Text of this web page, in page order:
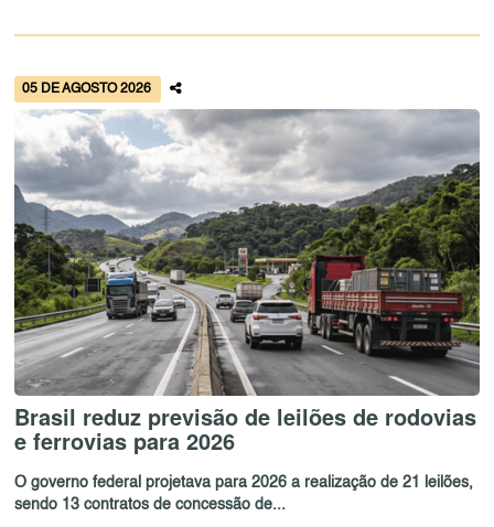
05 DE AGOSTO 2026
Brasil reduz previsão de leilões de rodovias
e ferrovias para 2026
O governo federal projetava para 2026 a realização de 21 leilões,
sendo 13 contratos de concessão de...